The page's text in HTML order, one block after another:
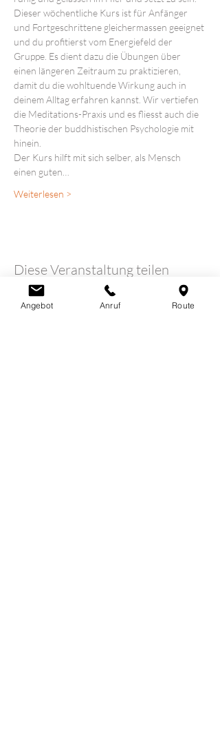
Dieser wöchentliche Kurs ist für Anfänger
und Fortgeschrittene gleichermassen geeignet
und du profitierst vom Energiefeld der
Gruppe. Es dient dazu die Übungen über
einen längeren Zeitraum zu praktizieren,
damit du die wohltuende Wirkung auch in
deinem Alltag erfahren kannst. Wir vertiefen
die Meditations-Praxis und es fliesst auch die
Theorie der buddhistischen Psychologie mit
hinein.
Der Kurs hilft mit sich selber, als Mensch
einen guten…
Weiterlesen >
Diese Veranstaltung teilen
Angebot Anruf Route